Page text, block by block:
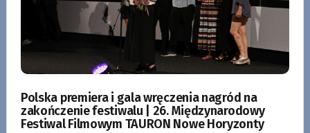
Polska premiera i gala wręczenia nagród na
zakończenie festiwalu | 26. Międzynarodowy
Festiwal Filmowym TAURON Nowe Horyzonty